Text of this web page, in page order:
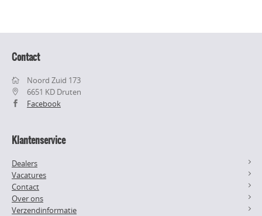
Contact
Noord Zuid 173
6651 KD Druten
Facebook
Klantenservice
Dealers
Vacatures
Contact
Over ons
Verzendinformatie